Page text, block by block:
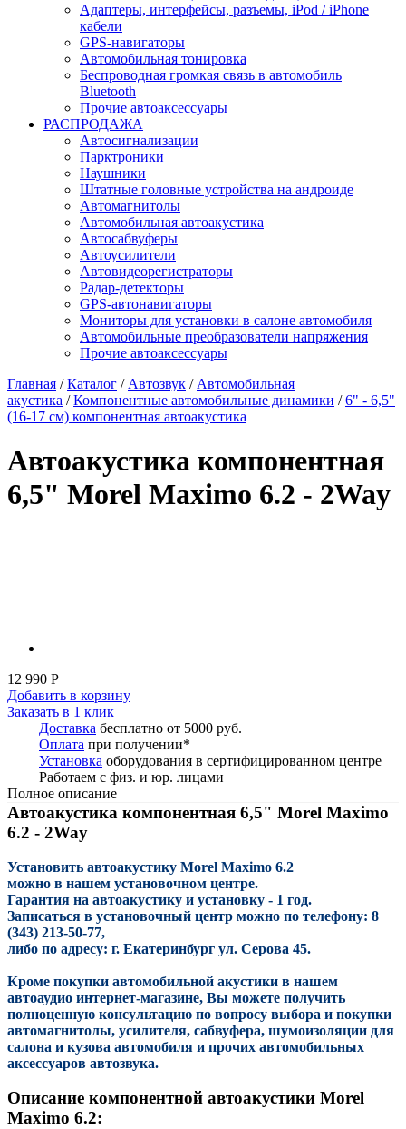
Адаптеры, интерфейсы, разъемы, iPod / iPhone
кабели
GPS-навигаторы
Автомобильная тонировка
Беспроводная громкая связь в автомобиль
Bluetooth
Прочие автоаксессуары
РАСПРОДАЖА
Автосигнализации
Парктроники
Наушники
Штатные головные устройства на андроиде
Автомагнитолы
Автомобильная автоакустика
Автосабвуферы
Автоусилители
Автовидеорегистраторы
Радар-детекторы
GPS-автонавигаторы
Мониторы для установки в салоне автомобиля
Автомобильные преобразователи напряжения
Прочие автоаксессуары
Главная /Каталог / Автозвук / Автомобильная
акустика /Компонентные автомобильные динамики /6" - 6,5"
(16-17 см) компонентная автоакустика
Автоакустика компонентная
6,5" Morel Maximo 6.2 - 2Way
12 990 Р
Добавить в корзину
Заказать в 1 клик
Доставка бесплатно от 5000 руб.
Оплата при получении*
Установка оборудования в сертифицированном центре
Работаем с физ. и юр. лицами
Полное описание
Автоакустика компонентная 6,5" Morel Maximo
6.2 - 2Way
Установить автоакустику Morel Maximo 6.2
можно в нашем установочном центре.
Гарантия на автоакустику и установку - 1 год.
Записаться в установочный центр можно по телефону: 8
(343) 213-50-77,
либо по адресу: г. Екатеринбург ул. Серова 45.
Кроме покупки автомобильной акустики в нашем
автоаудио интернет-магазине, Вы можете получить
полноценную консультацию по вопросу выбора и покупки
автомагнитолы, усилителя, сабвуфера, шумоизоляции для
салона и кузова автомобиля и прочих автомобильных
аксессуаров автозвука.
Описание компонентной автоакустики Morel
Maximo 6.2: